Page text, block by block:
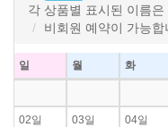
각 상품별 표시된 이름
비회원 예약이 가능합
일 월 화
02일 03일 04일